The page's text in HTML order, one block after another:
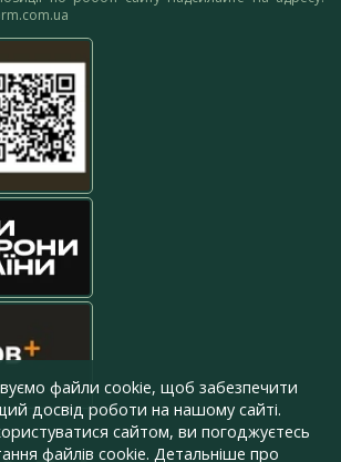
файли cookie, щоб забезпечити
досвід роботи на нашому сайті.
сайтом, ви погоджуєтесь
файлів cookie. Детальніше про